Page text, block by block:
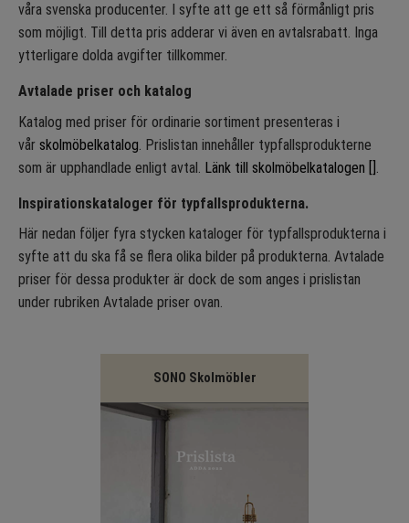
våra svenska producenter. I syfte att ge ett så förmånligt pris
som möjligt. Till detta pris adderar vi även en avtalsrabatt. Inga
ytterligare dolda avgifter tillkommer.
Avtalade priser och katalog
Katalog med priser för ordinarie sortiment presenteras i
vår skolmöbelkatalog . Prislistan innehåller typfallsprodukterne
som är upphandlade enligt avtal. Länk till skolmöbelkatalogen []
Inspirationskataloger för typfallsprodukterna.
Här nedan följer fyra stycken kataloger för typfallsprodukterna i
syfte att du ska få se flera olika bilder på produkterna. Avtalade
priser för dessa produkter är dock de som anges i prislistan
under rubriken Avtalade priser ovan.
SONO Skolmöbler